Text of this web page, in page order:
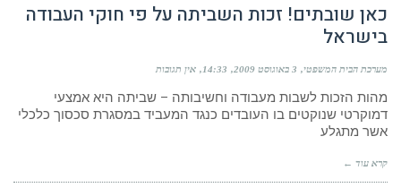
כאן שובתים! זכות השביתה על פי חוקי העבודה
בישראל
מערכת הבית המשפטי 3 באוגוסט 2009 14:33 אין תגובות
מהות הזכות לשבות מעבודה וחשיבותה – שביתה היא אמצעי
דמוקרטי שנוקטים בו העובדים כנגד המעביד במסגרת סכסוך כלכלי
אשר מתגלע
קרא עוד ←